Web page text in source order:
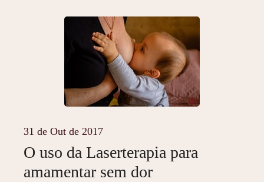
31 de Out de 2017
O uso da Laserterapia para
amamentar sem dor